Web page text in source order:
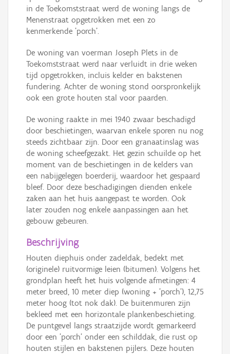
in de Toekomststraat werd de woning langs de
Menenstraat opgetrokken met een zo
kenmerkende 'porch'.
De woning van voerman Joseph Plets in de
Toekomststraat werd naar verluidt in drie weken
tijd opgetrokken, incluis kelder en bakstenen
fundering. Achter de woning stond oorspronkelijk
ook een grote houten stal voor paarden.
De woning raakte in mei 1940 zwaar beschadigd
door beschietingen, waarvan enkele sporen nu nog
steeds zichtbaar zijn. Door een granaatinslag was
de woning scheefgezakt. Het gezin schuilde op het
moment van de beschietingen in de kelders van
een nabijgelegen boerderij, waardoor het gespaard
bleef. Door deze beschadigingen dienden enkele
zaken aan het huis aangepast te worden. Ook
later zouden nog enkele aanpassingen aan het
gebouw gebeuren.
Beschrijving
Houten diephuis onder zadeldak, bedekt met
(originele) ruitvormige leien (bitumen). Volgens het
grondplan heeft het huis volgende afmetingen: 4
meter breed, 10 meter diep (woning + 'porch'), 12,75
meter hoog (tot nok dak). De buitenmuren zijn
bekleed met een horizontale plankenbeschieting.
De puntgevel langs straatzijde wordt gemarkeerd
door een 'porch' onder een schilddak, die rust op
houten stijlen en bakstenen pijlers. Deze houten